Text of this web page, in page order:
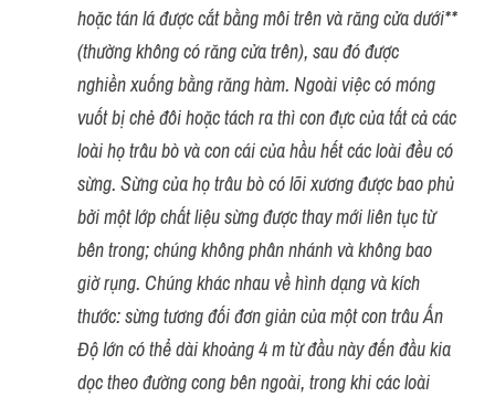
hoặc tán lá được cắt bằng môi trên và răng cửa dưới**
(thường không có răng cửa trên), sau đó được
nghiền xuống bằng răng hàm. Ngoài việc có móng
vuốt bị chẻ đôi hoặc tách ra thì con đực của tất cả các
loài họ trâu bò và con cái của hầu hết các loài đều có
sừng. Sừng của họ trâu bò có lõi xương được bao phủ
bởi một lớp chất liệu sừng được thay mới liên tục từ
bên trong; chúng không phân nhánh và không bao
giờ rụng. Chúng khác nhau về hình dạng và kích
thước: sừng tương đối đơn giản của một con trâu Ấn
Độ lớn có thể dài khoảng 4 m từ đầu này đến đầu kia
dọc theo đường cong bên ngoài, trong khi các loài